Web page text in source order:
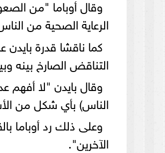
وقال أوباما "من
الرعاية الصحية من
كما ناقشا قدرة
التناقض الصارخ بينه
وقال بايدن "لا أفهم
الناس) بأي شكل من
وعلى ذلك رد أوباما
الآخرين".